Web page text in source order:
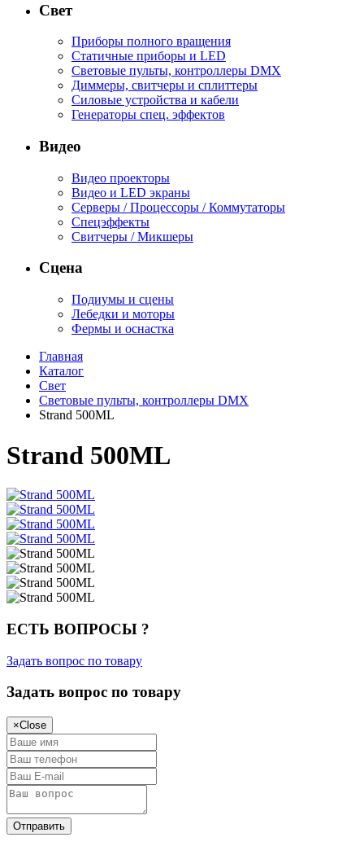
Свет
Приборы полного вращения
Статичные приборы и LED
Световые пульты, контроллеры DMX
Диммеры, свитчеры и сплиттеры
Силовые устройства и кабели
Генераторы спец. эффектов
Видео
Видео проекторы
Видео и LED экраны
Серверы / Процессоры / Коммутаторы
Спецэффекты
Свитчеры / Микшеры
Сцена
Подиумы и сцены
Лебедки и моторы
Фермы и оснастка
Главная
Каталог
Свет
Световые пульты, контроллеры DMX
Strand 500ML
Strand 500ML
ЕСТЬ ВОПРОСЫ ?
Задать вопрос по товару
Задать вопрос по товару
×Close